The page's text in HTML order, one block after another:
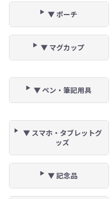
▼ ポーチ
▼ マグカップ
▼ ペン・筆記用具
▼ スマホ・タブレットグ
ッズ
▼ 記念品